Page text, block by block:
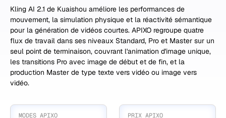
Kling AI 2.1 de Kuaishou améliore les performances de
mouvement, la simulation physique et la réactivité sémantique
pour la génération de vidéos courtes. APIXO regroupe quatre
flux de travail dans ses niveaux Standard, Pro et Master sur un
seul point de terminaison, couvrant l'animation d'image unique,
les transitions Pro avec image de début et de fin, et la
production Master de type texte vers vidéo ou image vers
vidéo.
MODES APIXO PRIX APIXO